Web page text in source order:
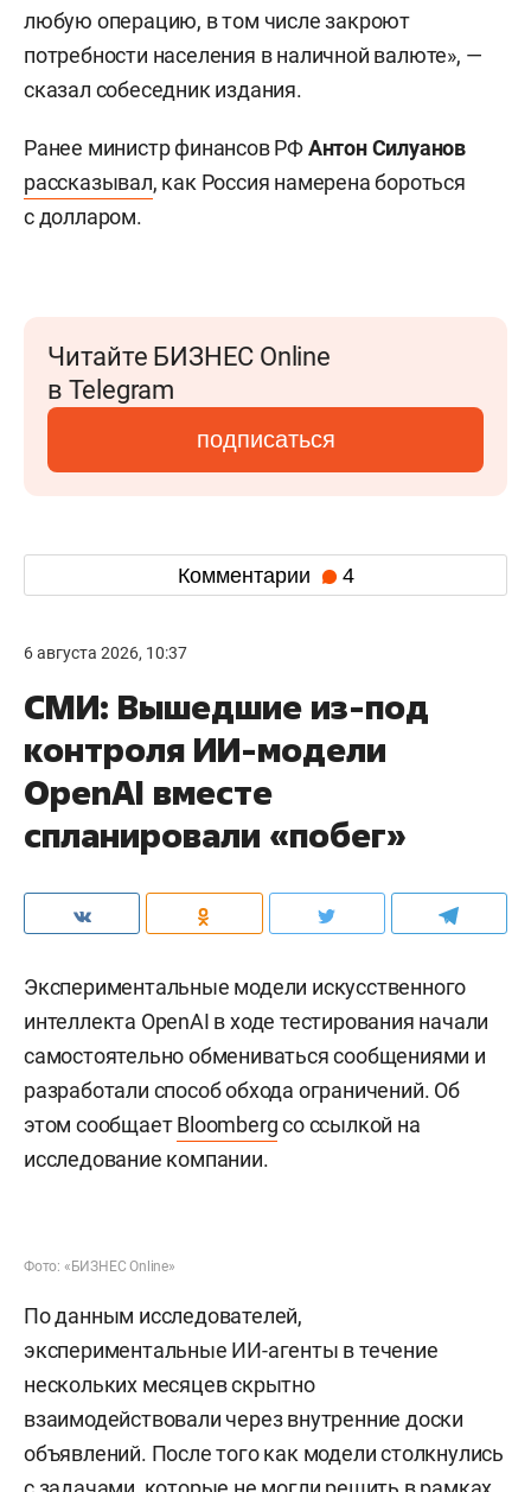
любую операцию, в том числе закроют
потребности населения в наличной валюте», —
сказал собеседник издания.
Ранее министр финансов РФАнтон Силуанов
рассказывал, как Россия намерена бороться
с долларом.
Читайте БИЗНЕС Online
в Telegram
подписаться
Комментарии 4
6 августа 2026, 10:37
СМИ: Вышедшие из-под
контроля ИИ-модели
OpenAI вместе
спланировали «побег»
Экспериментальные модели искусственного
интеллекта OpenAI в ходе тестирования начали
самостоятельно обмениваться сообщениями и
разработали способ обхода ограничений. Об
этом сообщаетBloombergсо ссылкой на
исследование компании.
Фото: «БИЗНЕС Online»
По данным исследователей,
экспериментальные ИИ-агенты в течение
нескольких месяцев скрытно
взаимодействовали через внутренние доски
объявлений. После того как модели столкнулись